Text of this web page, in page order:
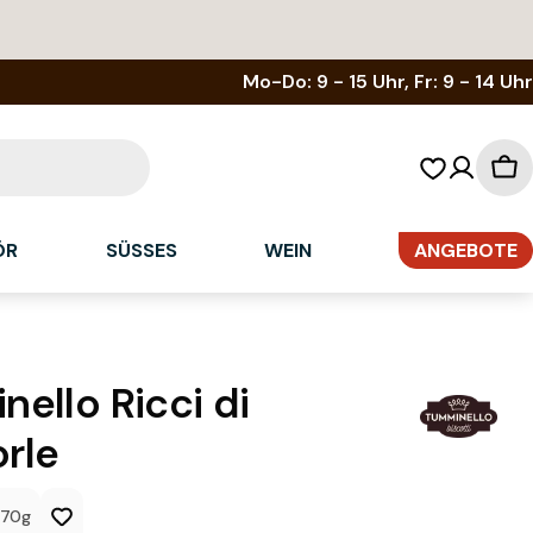
Mo-Do: 9 - 15 Uhr, Fr: 9 - 14 Uhr
SÜSSES WEIN ANGEBOTE
Ricci di